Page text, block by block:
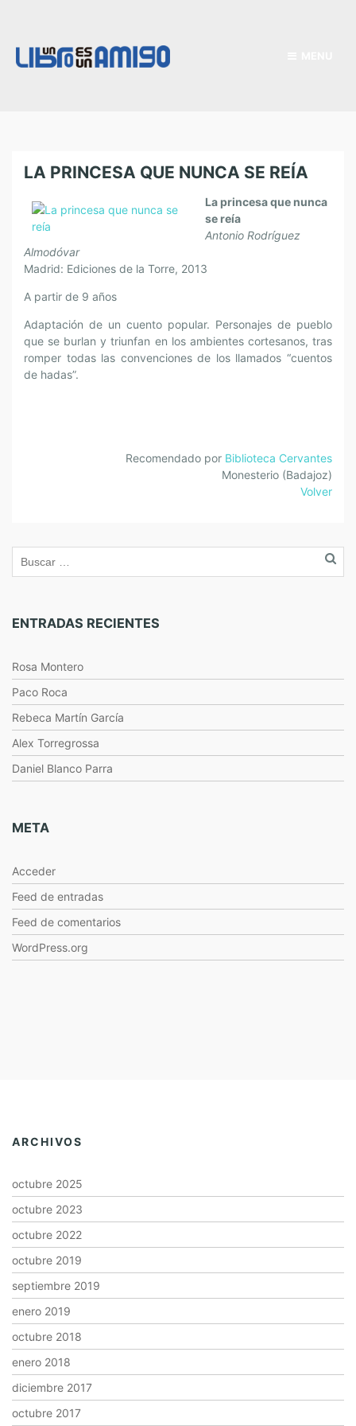
LA PRINCESA QUE NUNCA SE REÍA
La princesa que nunca
se reía
Antonio Rodríguez
Almodóvar
Madrid: Ediciones de la Torre, 2013
A partir de 9 años
Adaptación de un cuento popular. Personajes de pueblo
que se burlan y triunfan en los ambientes cortesanos, tras
romper todas las convenciones de los llamados “cuentos
de hadas”.
Recomendado por Biblioteca Cervantes
Monesterio (Badajoz)
Volver
ENTRADAS RECIENTES
Rosa Montero
Paco Roca
Rebeca Martín García
Alex Torregrossa
Daniel Blanco Parra
META
Acceder
Feed de entradas
Feed de comentarios
WordPress.org
ARCHIVOS
octubre 2025
octubre 2023
octubre 2022
octubre 2019
septiembre 2019
enero 2019
octubre 2018
enero 2018
diciembre 2017
octubre 2017